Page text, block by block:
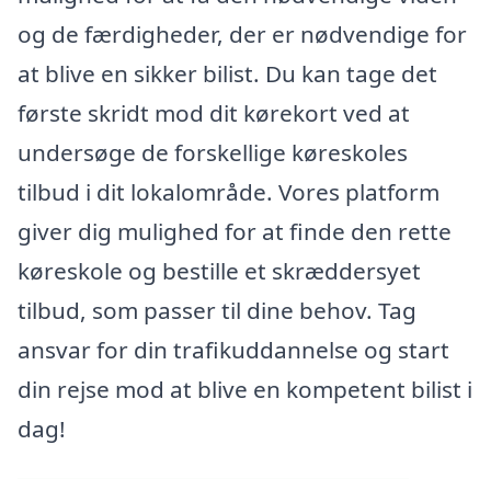
og de færdigheder, der er nødvendige for
at blive en sikker bilist. Du kan tage det
første skridt mod dit kørekort ved at
undersøge de forskellige køreskoles
tilbud i dit lokalområde. Vores platform
giver dig mulighed for at finde den rette
køreskole og bestille et skræddersyet
tilbud, som passer til dine behov. Tag
ansvar for din trafikuddannelse og start
din rejse mod at blive en kompetent bilist i
dag!